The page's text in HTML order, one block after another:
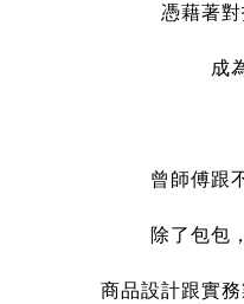
憑藉著
成
曾師傅跟
除了包包
商品設計跟實